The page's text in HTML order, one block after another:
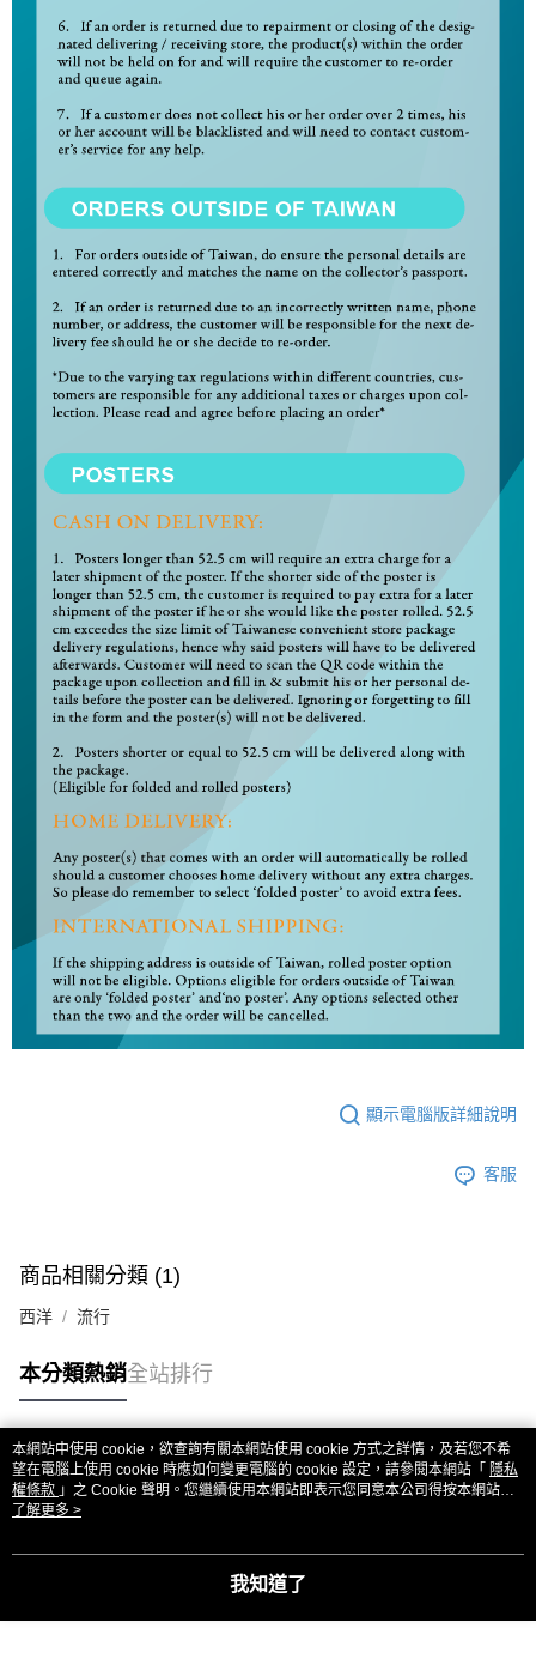
顯示電腦版詳細說明
客服
商品相關分類 (1)
西洋 流行
本分類熱銷全站排行
熱門標籤
本網站中使用 cookie，欲查詢有關本網站使用 cookie 方式之詳情，及若您不希
望在電腦上使用 cookie 時應如何變更電腦的 cookie 設定，請參閱本網站「 隱私
權條款 」之 Cookie 聲明。您繼續使用本網站即表示您同意本公司得按本網站使
用條款之 Cookie 聲明使用 cookie。
了解更多 >
我知道了